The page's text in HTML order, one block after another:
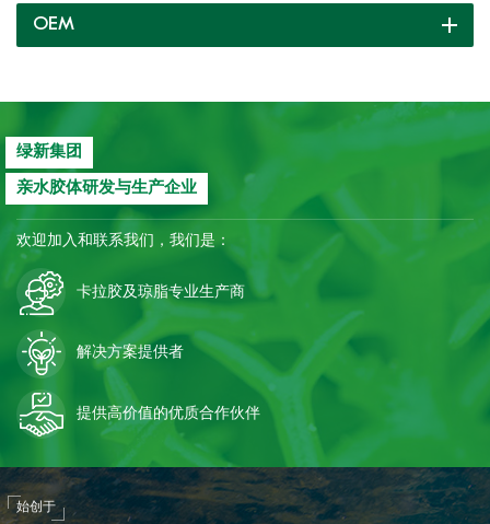
OEM
绿新集团
亲水胶体研发与生产企业
欢迎加入和联系我们，我们是：
卡拉胶及琼脂专业生产商
解决方案提供者
提供高价值的优质合作伙伴
始创于